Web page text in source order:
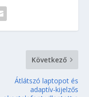
Következő
Átlátszó laptopot és
adaptív-kijelzős